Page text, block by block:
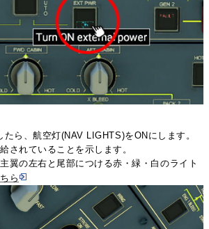
たら、航空灯(NAV LIGHTS)をONにします。
されていることを示します。
翼の左右と尾部につける赤・緑・白のライト
ら